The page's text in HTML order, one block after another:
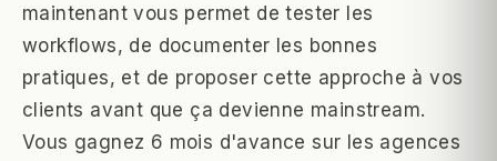
maintenant vous permet de tester les
workflows, de documenter les bonnes
pratiques, et de proposer cette approche à vos
clients avant que ça devienne mainstream.
Vous gagnez 6 mois d'avance sur les agences